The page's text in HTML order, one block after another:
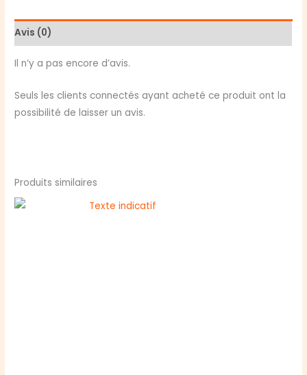
Les
Vitraux
de
Avis (0)
Il n’y a pas encore d’avis.
Seuls les clients connectés ayant acheté ce produit ont la
possibilité de laisser un avis.
Produits similaires